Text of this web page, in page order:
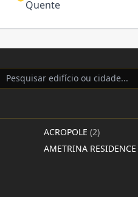
Quente
ACROPOLE (2)
AMETRINA RESIDENCE